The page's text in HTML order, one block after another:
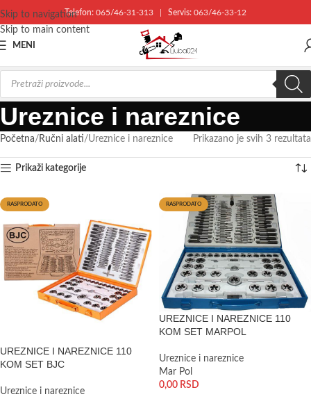
Skip to navigation
Skip to main content
Telefon: 065/46-31-313 Servis: 063/46-33-12
MENI
Ureznice i nareznice
Početna Ručni alati Ureznice i nareznice Prikazano je svih 3 rezultata
Prikaži kategorije
RASPRODATO
UREZNICE I NAREZNICE 110
KOM SET BJC
Ureznice i nareznice
RASPRODATO
UREZNICE I NAREZNICE 110
KOM SET MARPOL
Ureznice i nareznice
Mar Pol
0,00 RSD